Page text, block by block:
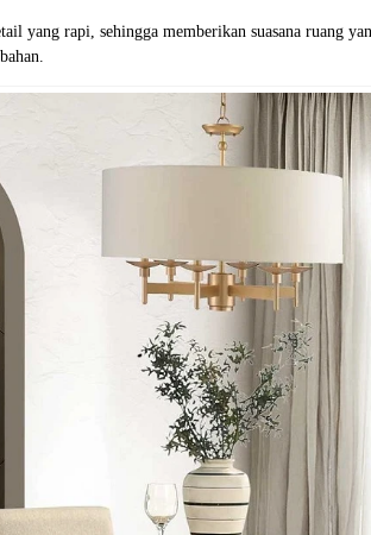
yang rapi, sehingga memberikan suasana ruang